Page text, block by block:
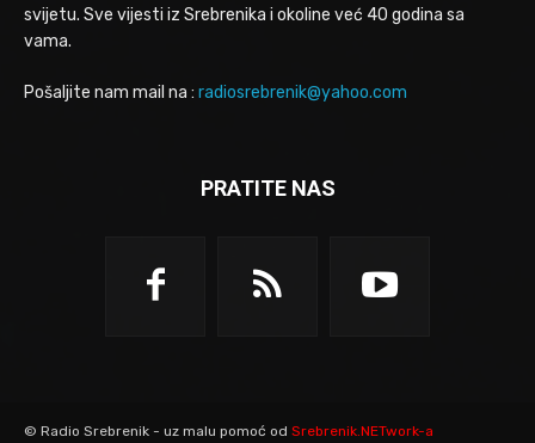
svijetu. Sve vijesti iz Srebrenika i okoline već 40 godina sa
vama.
Pošaljite nam mail na : radiosrebrenik@yahoo.com
PRATITE NAS
© Radio Srebrenik - uz malu pomoć od Srebrenik.NETwork-a